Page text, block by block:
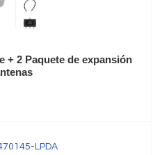
+ 2 Paquete de expansión
LPDA